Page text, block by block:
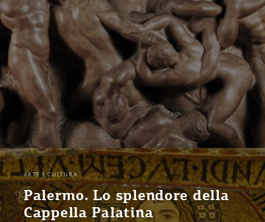
ARTE E CULTURA
Palermo. Lo splendore della
Cappella Palatina